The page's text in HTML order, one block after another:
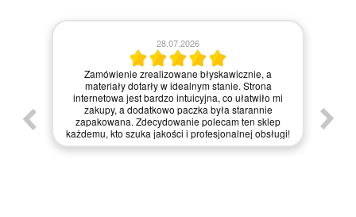
28.07.2026
Zamówienie zrealizowane błyskawicznie, a
materiały dotarły w idealnym stanie. Strona
internetowa jest bardzo intuicyjna, co ułatwiło mi
zakupy, a dodatkowo paczka była starannie
zapakowana. Zdecydowanie polecam ten sklep
każdemu, kto szuka jakości i profesjonalnej obsługi!